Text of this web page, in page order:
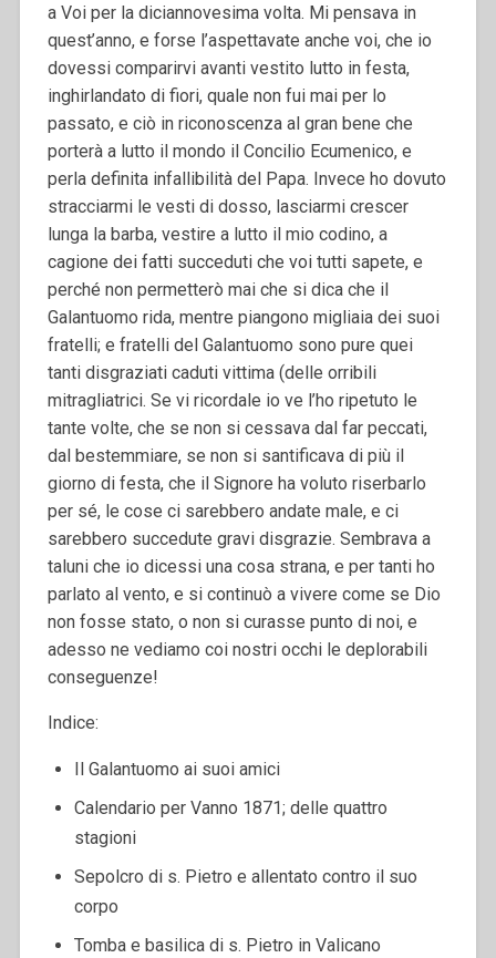
a Voi per la diciannovesima volta. Mi pensava in
quest’anno, e forse l’aspettavate anche voi, che io
dovessi comparirvi avanti vestito lutto in festa,
inghirlandato di fiori, quale non fui mai per lo
passato, e ciò in riconoscenza al gran bene che
porterà a lutto il mondo il Concilio Ecumenico, e
perla definita infallibilità del Papa. Invece ho dovuto
stracciarmi le vesti di dosso, lasciarmi crescer
lunga la barba, vestire a lutto il mio codino, a
cagione dei fatti succeduti che voi tutti sapete, e
perché non permetterò mai che si dica che il
Galantuomo rida, mentre piangono migliaia dei suoi
fratelli; e fratelli del Galantuomo sono pure quei
tanti disgraziati caduti vittima (delle orribili
mitragliatrici. Se vi ricordale io ve l’ho ripetuto le
tante volte, che se non si cessava dal far peccati,
dal bestemmiare, se non si santificava di più il
giorno di festa, che il Signore ha voluto riserbarlo
per sé, le cose ci sarebbero andate male, e ci
sarebbero succedute gravi disgrazie. Sembrava a
taluni che io dicessi una cosa strana, e per tanti ho
parlato al vento, e si continuò a vivere come se Dio
non fosse stato, o non si curasse punto di noi, e
adesso ne vediamo coi nostri occhi le deplorabili
conseguenze!
Indice:
Il Galantuomo ai suoi amici
Calendario per Vanno 1871; delle quattro
stagioni
Sepolcro di s. Pietro e allentato contro il suo
corpo
Tomba e basilica di s. Pietro in Valicano